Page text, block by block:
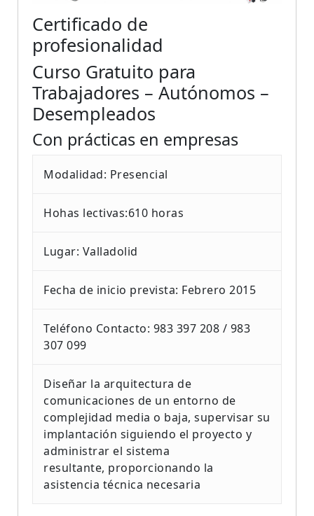
Certificado de
profesionalidad
Curso Gratuito para
Trabajadores – Autónomos –
Desempleados
Con prácticas en empresas
Modalidad: Presencial
Hohas lectivas:610 horas
Lugar: Valladolid
Fecha de inicio prevista: Febrero 2015
Teléfono Contacto: 983 397 208 / 983
307 099
Diseñar la arquitectura de
comunicaciones de un entorno de
complejidad media o baja, supervisar su
implantación siguiendo el proyecto y
administrar el sistema
resultante, proporcionando la
asistencia técnica necesaria